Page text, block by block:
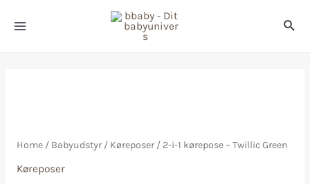
Home/ Babyudstyr/ Køreposer/ 2-i-1 kørepose – Twillic Green
Køreposer